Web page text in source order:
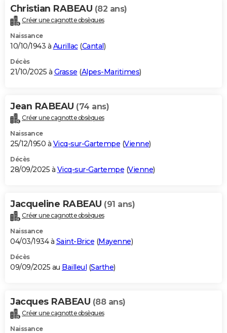
Christian RABEAU (82 ans)
Créer une cagnotte obsèques
Naissance
10/10/1943 à Aurillac(Cantal)
Décès
21/10/2025 à Grasse (Alpes-Maritimes)
Jean RABEAU (74 ans)
Créer une cagnotte obsèques
Naissance
25/12/1950 à Vicq-sur-Gartempe (Vienne)
Décès
28/09/2025 à Vicq-sur-Gartempe (Vienne)
Jacqueline RABEAU (91 ans)
Créer une cagnotte obsèques
Naissance
04/03/1934 à Saint-Brice (Mayenne)
Décès
09/09/2025 au Bailleul (Sarthe)
Jacques RABEAU (88 ans)
Créer une cagnotte obsèques
Naissance